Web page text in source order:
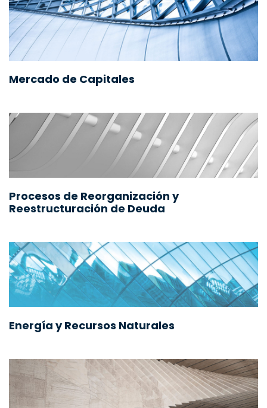
Mercado de Capitales
Procesos de Reorganización y
Reestructuración de Deuda
Energía y Recursos Naturales